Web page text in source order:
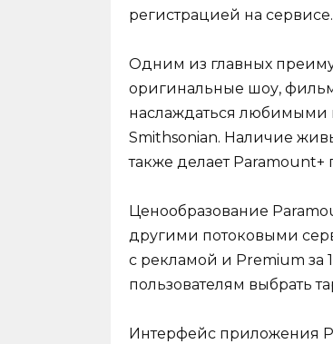
регистрацией на сервисе.
Одним из главных
оригинальные шоу,
наслаждаться любимыми
Smithsonian. Наличие
также делает
Ценообразование
другими потоковыми
с рекламой и Premium за
пользователям выбрать
Интерфейс приложения